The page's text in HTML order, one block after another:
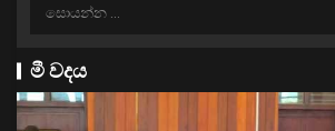
මී වදය